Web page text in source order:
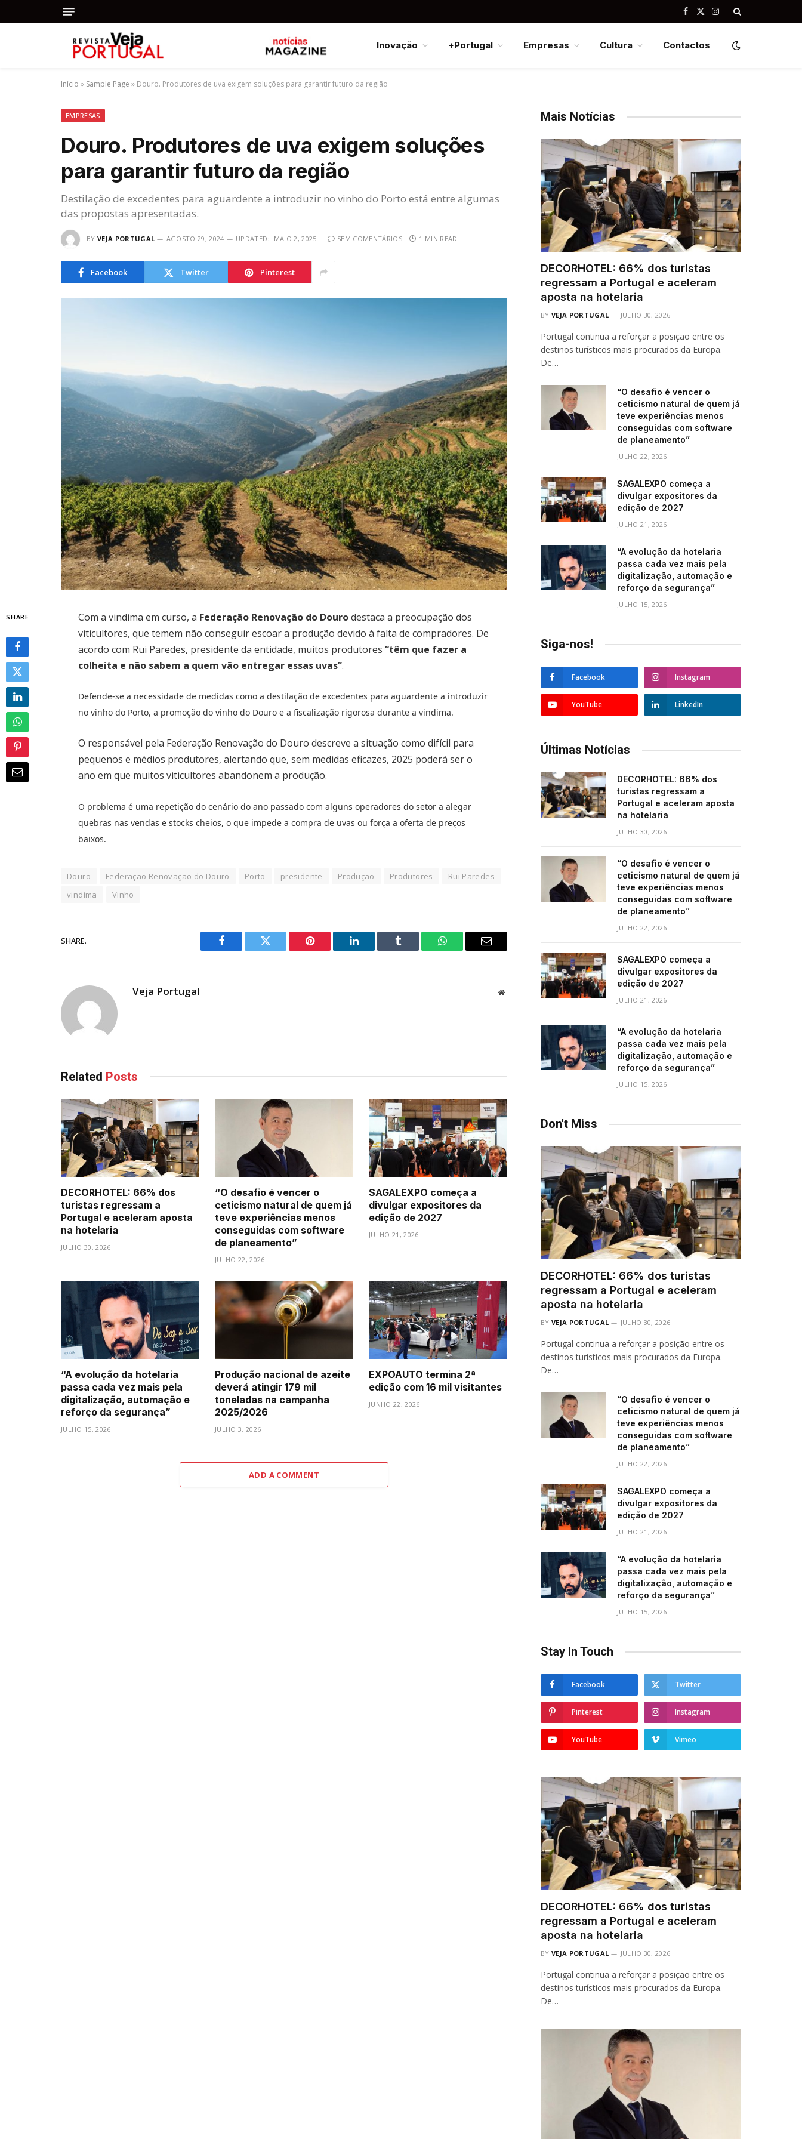
Facebook
X
Instagram
Inovação +Portugal Empresas Cultura Contactos
Início » Sample Page » Douro. Produtores de uva exigem soluções para garantir futuro da região
EMPRESAS
Douro. Produtores de uva exigem soluções
para garantir futuro da região
Destilação de excedentes para aguardente a introduzir no vinho do Porto está entre algumas
das propostas apresentadas.
BY VEJA PORTUGAL AGOSTO 29, 2024 UPDATED: MAIO 2, 2025 SEM COMENTÁRIOS 1 MIN READ
Facebook Twitter Pinterest
SHARE Com a vindima em curso, a Federação Renovação do Dourodestaca a preocupação dos
viticultores, que temem não conseguir escoar a produção devido à falta de compradores. De
acordo com Rui Paredes, presidente da entidade, muitos produtores“têm que fazer a
colheita e não sabem a quem vão entregar essas uvas”.
Defende-se a necessidade de medidas como a destilação de excedentes para aguardente a introduzir
no vinho do Porto, a promoção do vinho do Douro e a fiscalização rigorosa durante a vindima.
O responsável pela Federação Renovação do Douro descreve a situação como difícil para
pequenos e médios produtores, alertando que, sem medidas eficazes, 2025 poderá ser o
ano em que muitos viticultores abandonem a produção.
O problema é uma repetição do cenário do ano passado com alguns operadores do setor a alegar
quebras nas vendas e stocks cheios, o que impede a compra de uvas ou força a oferta de preços
baixos.
Douro Federação Renovação do Douro Porto presidente Produção Produtores
Rui Paredes
vindima
Vinho
SHARE.
Facebook Twitter Pinterest LinkedIn Tumblr WhatsAppEmail
Veja Portugal Website
Related Posts
DECORHOTEL: 66% dos
turistas regressam a
Portugal e aceleram aposta
na hotelaria
JULHO 30, 2026
“O desafio é vencer o
ceticismo natural de quem já
teve experiências menos
conseguidas com software
de planeamento”
JULHO 22, 2026
SAGALEXPO começa a
divulgar expositores da
edição de 2027
JULHO 21, 2026
“A evolução da hotelaria
passa cada vez mais pela
digitalização, automação e
reforço da segurança”
JULHO 15, 2026
Produção nacional de azeite
deverá atingir 179 mil
toneladas na campanha
2025/2026
JULHO 3, 2026
EXPOAUTO termina 2ª
edição com 16 mil visitantes
JUNHO 22, 2026
ADD A COMMENT
Mais Notícias
DECORHOTEL: 66% dos turistas
regressam a Portugal e aceleram
aposta na hotelaria
BY VEJA PORTUGAL JULHO 30, 2026
Portugal continua a reforçar a posição entre os
destinos turísticos mais procurados da Europa.
De…
“O desafio é vencer o
ceticismo natural de quem já
teve experiências menos
conseguidas com software
de planeamento”
JULHO 22, 2026
SAGALEXPO começa a
divulgar expositores da
edição de 2027
JULHO 21, 2026
“A evolução da hotelaria
passa cada vez mais pela
digitalização, automação e
reforço da segurança”
JULHO 15, 2026
Siga-nos!
Facebook Instagram
YouTube LinkedIn
Últimas Notícias
DECORHOTEL: 66% dos
turistas regressam a
Portugal e aceleram aposta
na hotelaria
JULHO 30, 2026
“O desafio é vencer o
ceticismo natural de quem já
teve experiências menos
conseguidas com software
de planeamento”
JULHO 22, 2026
SAGALEXPO começa a
divulgar expositores da
edição de 2027
JULHO 21, 2026
“A evolução da hotelaria
passa cada vez mais pela
digitalização, automação e
reforço da segurança”
JULHO 15, 2026
Don't Miss
DECORHOTEL: 66% dos turistas
regressam a Portugal e aceleram
aposta na hotelaria
BY VEJA PORTUGAL JULHO 30, 2026
Portugal continua a reforçar a posição entre os
destinos turísticos mais procurados da Europa.
De…
“O desafio é vencer o
ceticismo natural de quem já
teve experiências menos
conseguidas com software
de planeamento”
JULHO 22, 2026
SAGALEXPO começa a
divulgar expositores da
edição de 2027
JULHO 21, 2026
“A evolução da hotelaria
passa cada vez mais pela
digitalização, automação e
reforço da segurança”
JULHO 15, 2026
Stay In Touch
Facebook Twitter
Pinterest Instagram
YouTube Vimeo
DECORHOTEL: 66% dos turistas
regressam a Portugal e aceleram
aposta na hotelaria
BY VEJA PORTUGAL JULHO 30, 2026
Portugal continua a reforçar a posição entre os
destinos turísticos mais procurados da Europa.
De…